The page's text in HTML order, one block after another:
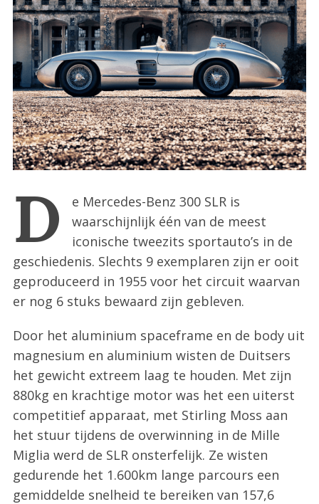
:
D
e Mercedes-Benz 300 SLR is
waarschijnlijk één van de meest
iconische tweezits sportauto’s in de
geschiedenis. Slechts 9 exemplaren zijn er ooit
geproduceerd in 1955 voor het circuit waarvan
er nog 6 stuks bewaard zijn gebleven.
Door het aluminium spaceframe en de body uit
magnesium en aluminium wisten de Duitsers
het gewicht extreem laag te houden. Met zijn
880kg en krachtige motor was het een uiterst
competitief apparaat, met Stirling Moss aan
het stuur tijdens de overwinning in de Mille
Miglia werd de SLR onsterfelijk. Ze wisten
gedurende het 1.600km lange parcours een
gemiddelde snelheid te bereiken van 157,6